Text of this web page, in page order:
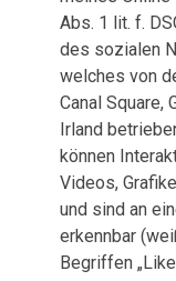
Abs. 1 lit. f.
des sozialen
welches von
Canal Square,
Irland
können
Videos,
und sind an
erkennbar
Begriffen